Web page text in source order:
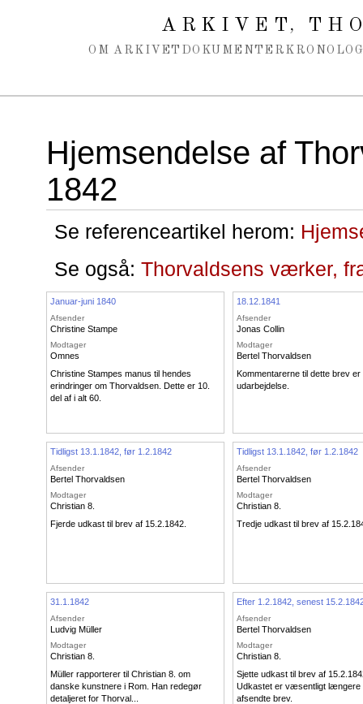
ARKIVET,
OM ARKIVET DOKUMENTER
Hjemsendelse af
1842
Se referenceartikel herom:
Se også: Thorvaldsens værker,
Januar-juni 1840
Afsender
Christine Stampe
Modtager
Omnes
Christine Stampes manus til hendes
erindringer om Thorvaldsen. Dette er 10.
del af i alt 60.
18.12.1841
Afsender
Jonas Collin
Modtager
Bertel Thorvaldsen
Kommentarerne til dette brev er
udarbejdelse.
Tidligst 13.1.1842, før 1.2.1842
Afsender
Bertel Thorvaldsen
Modtager
Christian 8.
Fjerde udkast til brev af 15.2.1842.
Tidligst 13.1.1842, før 1.2.1842
Afsender
Bertel Thorvaldsen
Modtager
Christian 8.
Tredje udkast til brev af
31.1.1842
Afsender
Ludvig Müller
Modtager
Christian 8.
Müller rapporterer til Christian 8. om
danske kunstnere i Rom. Han redegør
detaljeret for Thorval...
Efter 1.2.1842, senest
Afsender
Bertel Thorvaldsen
Modtager
Christian 8.
Sjette udkast til brev af
Udkastet er væsentligt længere
afsendte brev.